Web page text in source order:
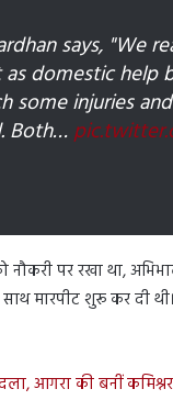
says, "We
domestic help
some injuries
Both…
पर रखा था,
मारपीट शुरू कर दी
आगरा की बनीं कमिश्नर